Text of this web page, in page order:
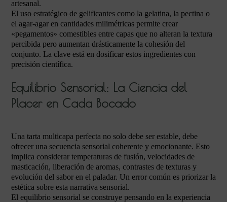
artesanal.
El uso estratégico de gelificantes como la gelatina, la pectina o
el agar-agar en cantidades milimétricas permite crear
«pegamentos» comestibles entre capas que no alteran la textura
percibida pero aumentan drásticamente la cohesión del
conjunto. La clave está en dosificar estos ingredientes con
precisión científica.
Equilibrio Sensorial: La Ciencia del
Placer en Cada Bocado
Una tarta multicapa perfecta no solo debe ser estable, debe
ofrecer una secuencia sensorial coherente y emocionante. Esto
implica considerar temperaturas de fusión, velocidades de
masticación, liberación de aromas, contrastes de texturas y
evolución del sabor en el paladar. Un error común es priorizar la
estética sobre esta narrativa sensorial.
El equilibrio sensorial se construye pensando en la experiencia